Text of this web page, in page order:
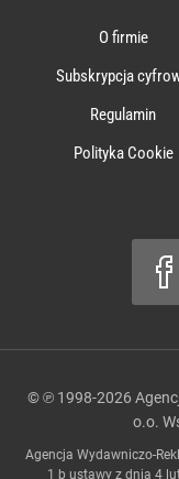
O firmie
Subskrypcja
Regulamin
Polityka Cookie
© ℗ 1998-2026
o.o.
Agencja Wydawniczo-
1 b ustawy z dnia 4